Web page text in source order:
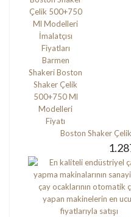
Boston Shaker